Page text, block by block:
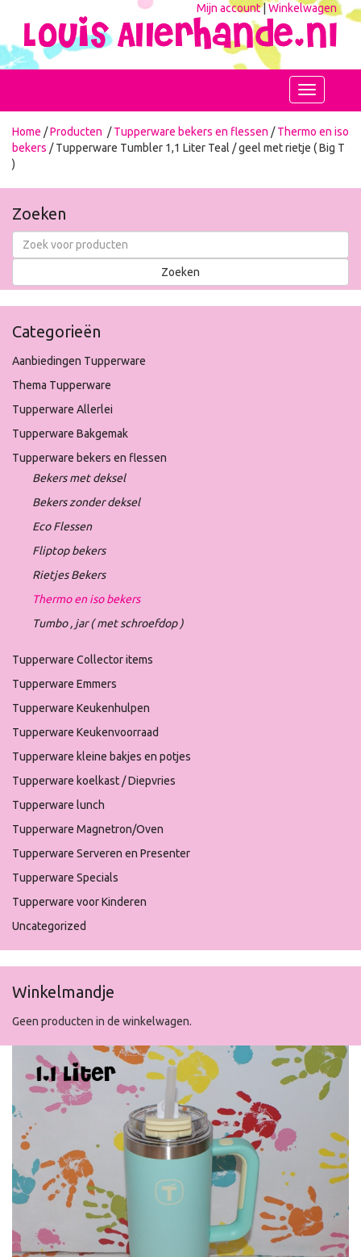
Mijn account|Winkelwagen
Toggle
navigation
Home /Producten /Tupperware bekers en flessen /Thermo en iso
bekers / Tupperware Tumbler 1,1 Liter Teal / geel met rietje ( Big T
)
Zoeken
Categorieën
Aanbiedingen Tupperware
Thema Tupperware
Tupperware Allerlei
Tupperware Bakgemak
Tupperware bekers en flessen
Bekers met deksel
Bekers zonder deksel
Eco Flessen
Fliptop bekers
Rietjes Bekers
Thermo en iso bekers
Tumbo , jar ( met schroefdop )
Tupperware Collector items
Tupperware Emmers
Tupperware Keukenhulpen
Tupperware Keukenvoorraad
Tupperware kleine bakjes en potjes
Tupperware koelkast / Diepvries
Tupperware lunch
Tupperware Magnetron/Oven
Tupperware Serveren en Presenter
Tupperware Specials
Tupperware voor Kinderen
Uncategorized
Winkelmandje
Geen producten in de winkelwagen.